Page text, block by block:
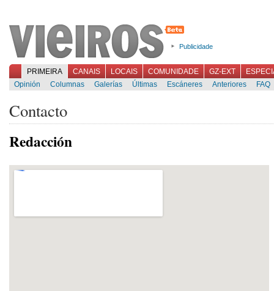
Publicidade
PRIMEIRA CANAIS LOCAIS COMUNIDADE GZ-EXT
Opinión
Columnas Galerías Últimas Escáneres Anteriores FAQ
Contacto
Redacción